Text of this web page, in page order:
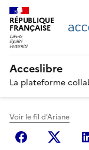
RÉPUBLIQUE
FRANÇAISE
Acceslibre
La plateforme
Voir le fil d'Ariane
FacebookX